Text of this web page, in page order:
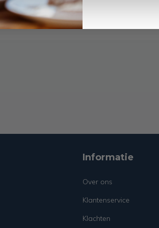
Informatie
Over ons
Klantenservice
Klachten